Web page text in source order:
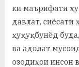
ки маърифати
давлат, сиёсати
ҳуқуқбунёд
ва адолат
озодиҳои инсон